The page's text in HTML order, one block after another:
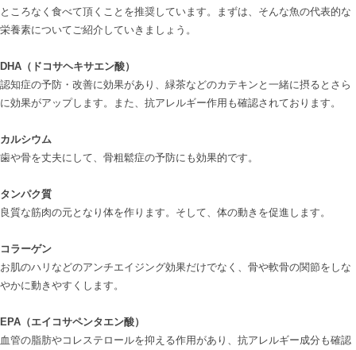
ところなく食べて頂くことを推奨しています。まずは、そんな魚の代表的な
栄養素についてご紹介していきましょう。
DHA（ドコサヘキサエン酸）
認知症の予防・改善に効果があり、緑茶などのカテキンと一緒に摂るとさら
に効果がアップします。また、抗アレルギー作用も確認されております。
カルシウム
歯や骨を丈夫にして、骨粗鬆症の予防にも効果的です。
タンパク質
良質な筋肉の元となり体を作ります。そして、体の動きを促進します。
コラーゲン
お肌のハリなどのアンチエイジング効果だけでなく、骨や軟骨の関節をしな
やかに動きやすくします。
EPA（エイコサペンタエン酸）
血管の脂肪やコレステロールを抑える作用があり、抗アレルギー成分も確認